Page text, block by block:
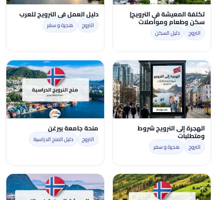
تكلفة المعيشة في النرويج|
سكن وطعام ومواصلات
النروج دليل السكن
دليل العمل في النرويج للعرب
النروج هجرة و سفر
الهجرة إلى النرويج شروط
ومتطلبات
النروج هجرة و سفر
منحة جامعة بيرغن
النروج دليل المنح الدراسية